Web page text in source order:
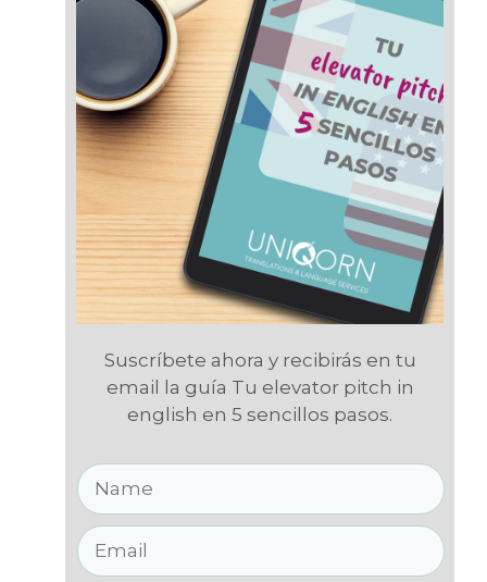
Suscríbete ahora y recibirás en tu
email la guía Tu elevator pitch in
english en 5 sencillos pasos.